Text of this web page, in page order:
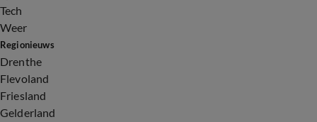
Tech
Weer
Regionieuws
Drenthe
Flevoland
Friesland
Gelderland